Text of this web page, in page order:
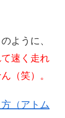
ように、
速く走れ
（笑）。
（アトム